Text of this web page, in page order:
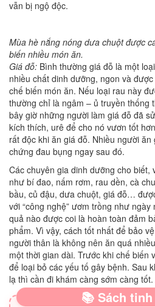
vẫn bị ngộ độc.
Mùa hè nắng nóng dưa chuột được
biến nhiều món ăn.
Giá đỗ: Bình thường giá đỗ là một
nhiều chất dinh dưỡng, ngon và
chế biến món ăn. Nếu loại rau này
thường chỉ là ngâm – ủ truyền thống
bây giờ những người làm giá đỗ đã
kích thích, urê để cho nó vươn tốt
rất độc khi ăn giá đỗ. Nhiều người
chứng đau bụng ngay sau đó.
Các chuyên gia dinh dưỡng cho biết,
như bí đao, nấm rơm, rau dền, cà
bầu, củ đậu, dưa chuột, giá đỗ…
với “công nghệ” ươm trồng như
quả nào được coi là hoàn toàn đảm
phẩm. Vì vậy, cách tốt nhất để bảo
người thân là không nên ăn quá
một thời gian dài. Trước khi chế biến
để loại bỏ các yếu tố gây bệnh. Sau
lạ thì cần đi khám càng sớm càng tốt.
📚 Sách tinh